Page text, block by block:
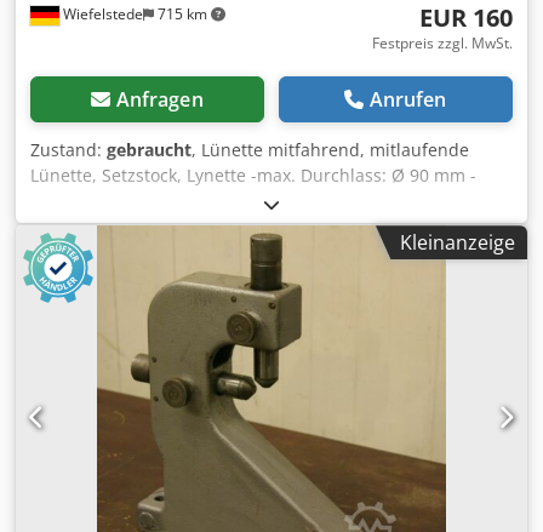
Wiefelstede 715 km EUR 160
Festpreis zzgl. MwSt.
Anfragen Anrufen
Zustand: gebraucht, Lünette mitfahrend, mitlaufende
Lünette, Setzstock, Lynette -max. Durchlass: Ø 90 mm -
Spitzenhöhe: 140 mm -Zeichnungen: bei den Fotos -
Abmessungen: 260/50/H360 mm Cjdped N Hzhjfx Ak Djrf -
Gewicht: 9 kg
Kleinanzeige